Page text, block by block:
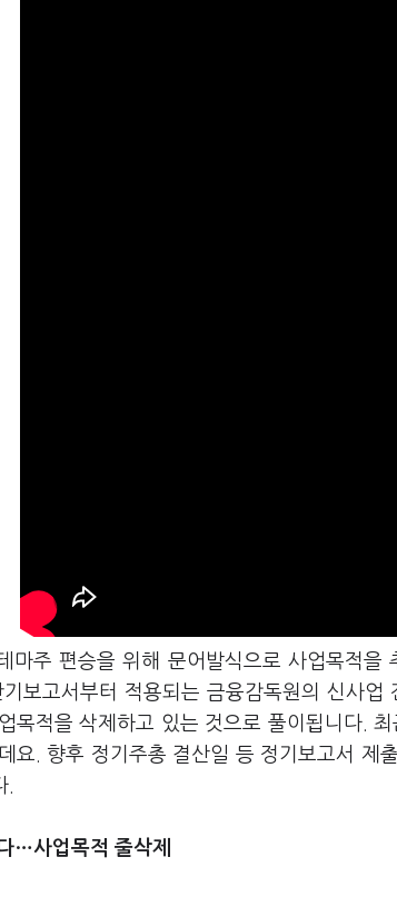
마주 편승을 위해 문어발식으로 사업목적을
보고서부터 적용되는 금융감독원의 신사업
목적을 삭제하고 있는 것으로 풀이됩니다.
요. 향후 정기주총 결산일 등 정기보고서 제
.
…사업목적 줄삭제